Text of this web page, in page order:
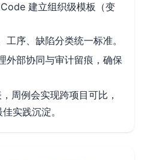
建立组织级模板（变
序、缺陷分类统一标准。
外部协同与审计留痕，确保
周例会实现跨项目可比，
实践沉淀。